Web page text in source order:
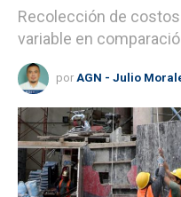
Recolección de
variable en
por AGN - Julio